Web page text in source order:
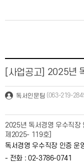
[사업공고] 2025년
독서인문팀 (063-219-
2025년 독서경영 우수직장
제2025- 119호]
독서경영 우수직장 인증 운
- 전화 : 02-3786-0741